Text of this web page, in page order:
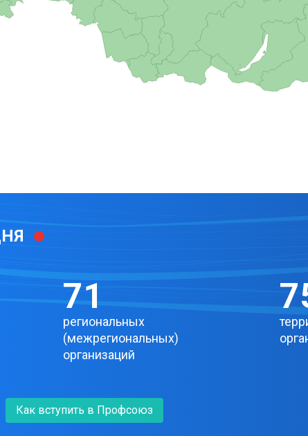
83
региональных
(межрегиональных)
организаций
Как вступить в Профсоюз